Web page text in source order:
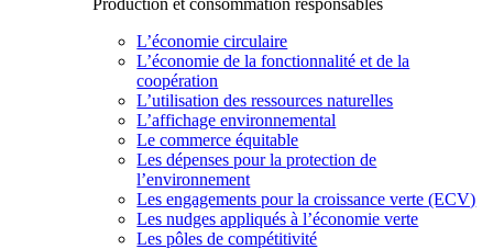
Production et consommation responsables
L’économie circulaire
L’économie de la fonctionnalité et de la
coopération
L’utilisation des ressources naturelles
L’affichage environnemental
Le commerce équitable
Les dépenses pour la protection de
l’environnement
Les engagements pour la croissance verte (ECV)
Les nudges appliqués à l’économie verte
Les pôles de compétitivité